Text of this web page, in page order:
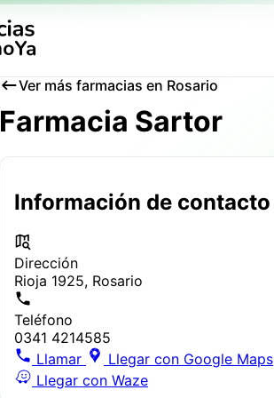
Ver más farmacias en Rosario
Farmacia Sartor
Información de contacto
Dirección
Rioja 1925, Rosario
Teléfono
0341 4214585
Llamar
Llegar con Google Maps
Llegar con Waze